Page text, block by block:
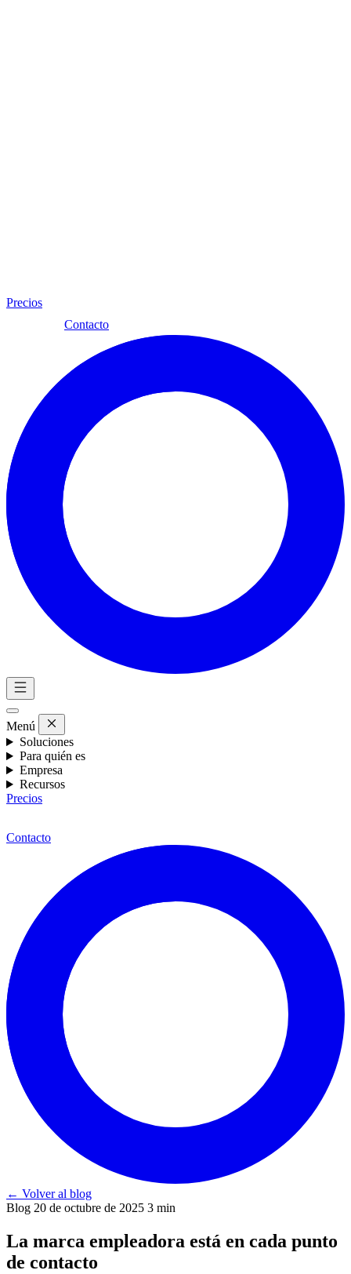
Precios
Contacto
Menú
Soluciones
Para quién es
Empresa
Recursos
Precios
Contacto
← Volver al blog
Blog 20 de octubre de 2025 3 min
La marca empleadora está en cada punto
de contacto